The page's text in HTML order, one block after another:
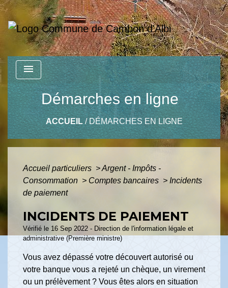
menu
Démarches en ligne
ACCUEIL/ DÉMARCHES EN LIGNE
Accueil particuliers >Argent - Impôts -
Consommation > Comptes bancaires > Incidents
de paiement
INCIDENTS DE PAIEMENT
Vérifié le 16 Sep 2022 - Direction de l'information légale et
administrative (Première ministre)
Vous avez dépassé votre découvert autorisé ou
votre banque vous a rejeté un chèque, un virement
ou un prélèvement ? Vous êtes alors en situation